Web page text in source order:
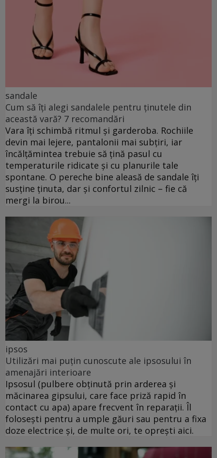
sandale
Cum să îți alegi sandalele pentru ținutele din
această vară? 7 recomandări
Vara îți schimbă ritmul și garderoba. Rochiile
devin mai lejere, pantalonii mai subțiri, iar
încălțămintea trebuie să țină pasul cu
temperaturile ridicate și cu planurile tale
spontane. O pereche bine aleasă de sandale îți
susține ținuta, dar și confortul zilnic – fie că
mergi la birou...
ipsos
Utilizări mai puțin cunoscute ale ipsosului în
amenajări interioare
Ipsosul (pulbere obținută prin arderea și
măcinarea gipsului, care face priză rapid în
contact cu apa) apare frecvent în reparații. Îl
folosești pentru a umple găuri sau pentru a fixa
doze electrice și, de multe ori, te oprești aici.